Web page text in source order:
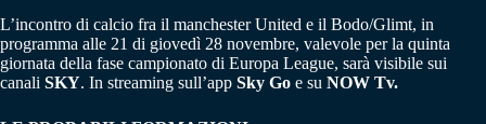
L’incontro di calcio fra il manchester United e il Bodo/Glimt, in
programma alle 21 di giovedì 28 novembre, valevole per la quinta
giornata della fase campionato di Europa League, sarà visibile sui
canali SKY. In streaming sull’app Sky Go e su NOW Tv.